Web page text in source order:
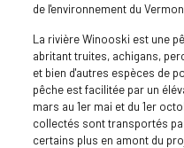
de l'environnement du
La rivière Winooski est une
abritant truites, achigans,
et bien d'autres espèces de
pêche est facilitée par un
mars au 1er mai et du 1er
collectés sont transportés
certains plus en amont du